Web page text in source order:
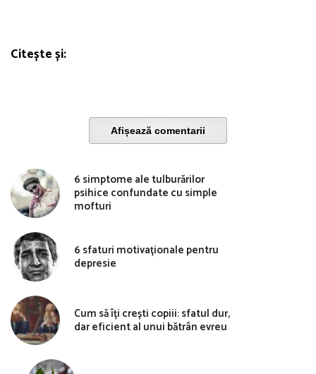
Citește și:
Afișează comentarii
6 simptome ale tulburărilor
psihice confundate cu simple
mofturi
6 sfaturi motivaționale pentru
depresie
Cum să îți crești copiii: sfatul dur,
dar eficient al unui bătrân evreu